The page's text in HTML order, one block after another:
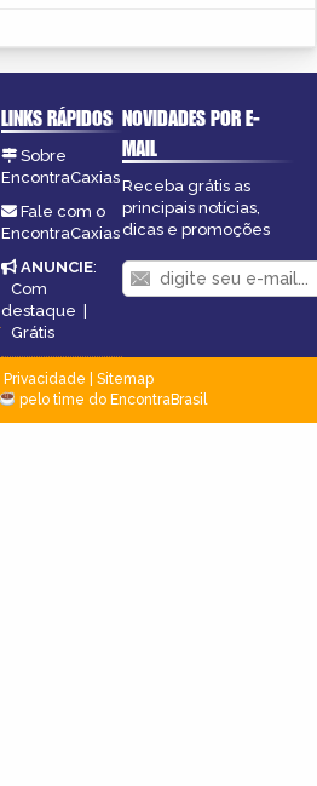
LINKS RÁPIDOS
Sobre
EncontraCaxias
Fale com o
EncontraCaxias
ANUNCIE:
Com
destaque |
Grátis
NOVIDADES POR E-
MAIL
Receba grátis as
principais notícias,
dicas e promoções
Privacidade
Sitemap
pelo time do EncontraBrasil